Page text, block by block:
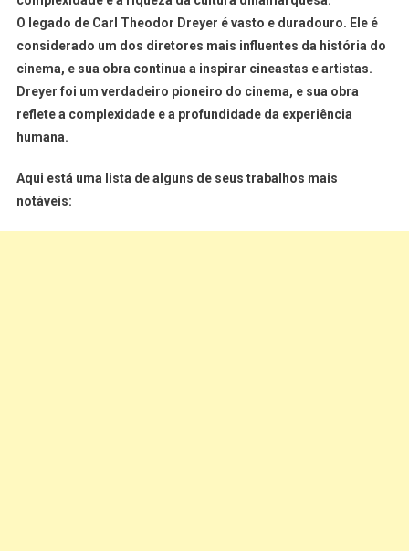
O legado de Carl Theodor Dreyer é vasto e duradouro. Ele é
considerado um dos diretores mais influentes da história do
cinema, e sua obra continua a inspirar cineastas e artistas.
Dreyer foi um verdadeiro pioneiro do cinema, e sua obra
reflete a complexidade e a profundidade da experiência
humana.
Aqui está uma lista de alguns de seus trabalhos mais
notáveis: